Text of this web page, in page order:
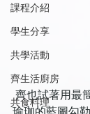
課程介紹
學生分享
共學活動
齊生活廚房
共食料理
齊也試著用最簡單明瞭的方式，把整個
瑜珈的藍圖勾